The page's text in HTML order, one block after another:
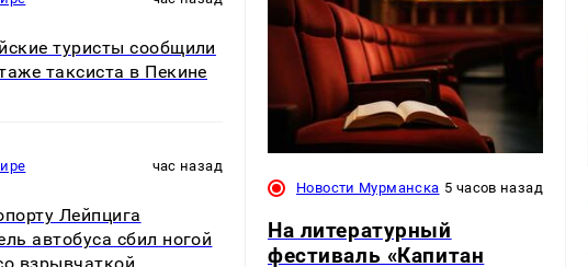
туристы сообщили
таксиста в Пекине
час назад
Лейпцига
автобуса сбил ногой
Новости Мурманска 5 часов назад
На литературный
фестиваль «Капитан